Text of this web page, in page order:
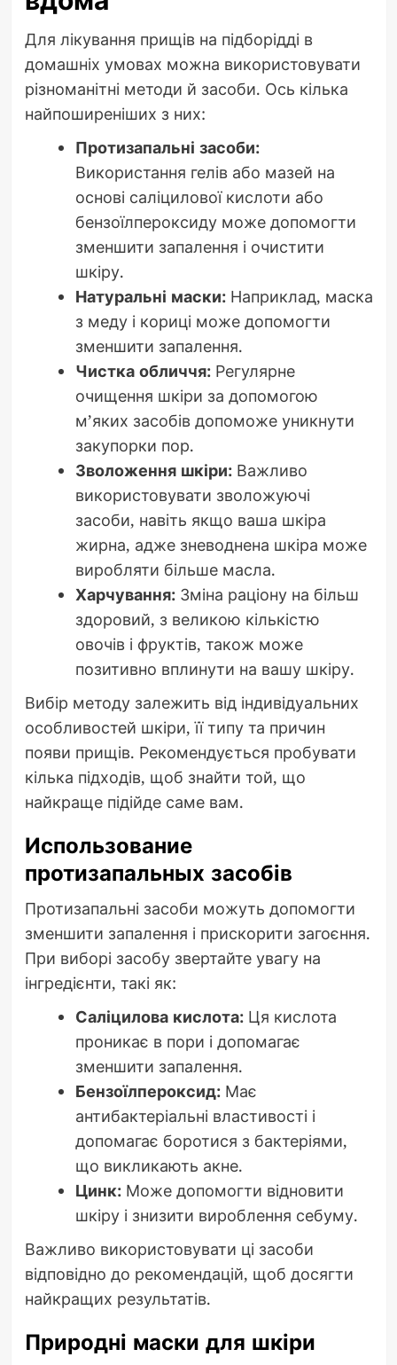
Для лікування прищів на підборідді в
домашніх умовах можна використовувати
різноманітні методи й засоби. Ось кілька
найпоширеніших з них:
Протизапальні засоби:
Використання гелів або мазей на
основі саліцилової кислоти або
бензоїлпероксиду може допомогти
зменшити запалення і очистити
шкіру.
Натуральні маски:Наприклад, маска
з меду і кориці може допомогти
зменшити запалення.
Чистка обличчя:Регулярне
очищення шкіри за допомогою
м’яких засобів допоможе уникнути
закупорки пор.
Зволоження шкіри:Важливо
використовувати зволожуючі
засоби, навіть якщо ваша шкіра
жирна, адже зневоднена шкіра може
виробляти більше масла.
Харчування:Зміна раціону на більш
здоровий, з великою кількістю
овочів і фруктів, також може
позитивно вплинути на вашу шкіру.
Вибір методу залежить від індивідуальних
особливостей шкіри, її типу та причин
появи прищів. Рекомендується пробувати
кілька підходів, щоб знайти той, що
найкраще підійде саме вам.
Использование
протизапальных засобів
Протизапальні засоби можуть допомогти
зменшити запалення і прискорити загоєння.
При виборі засобу звертайте увагу на
інгредієнти, такі як:
Саліцилова кислота:Ця кислота
проникає в пори і допомагає
зменшити запалення.
Бензоїлпероксид:Має
антибактеріальні властивості і
допомагає боротися з бактеріями,
що викликають акне.
Цинк:Може допомогти відновити
шкіру і знизити вироблення себуму.
Важливо використовувати ці засоби
відповідно до рекомендацій, щоб досягти
найкращих результатів.
Природні маски для шкіри